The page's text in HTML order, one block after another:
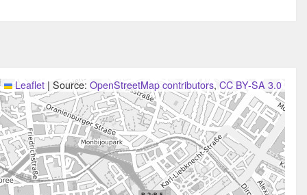
Leaflet | Source: OpenStreetMap contributors, CC BY-SA 3.0